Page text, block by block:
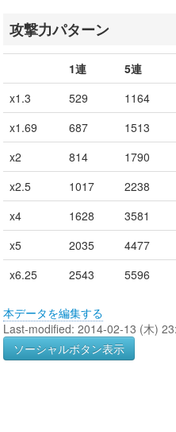
攻撃力パターン
1連 5連
x1.3
529 1164
x1.69
687 1513
x2
814 1790
x2.5
1017 2238
x4
1628 3581
x5
2035 4477
x6.25
2543 5596
本データを編集する
Last-modified: 2014-02-13 (木)
ソーシャルボタン表示